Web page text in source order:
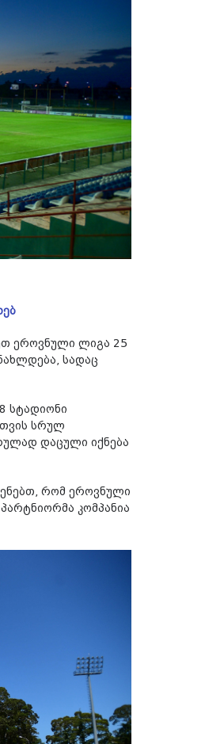
ეროვნული ლიგა 25
სადაც
სტადიონი
სრულ
დაცული იქნება
რომ ეროვნული
კომპანია